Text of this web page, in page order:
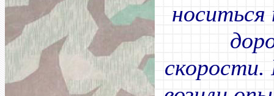
носиться
скорости.